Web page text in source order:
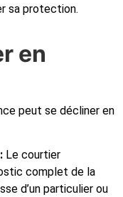
sa protection.
en
peut se décliner en
Le courtier
complet de la
d’un particulier ou